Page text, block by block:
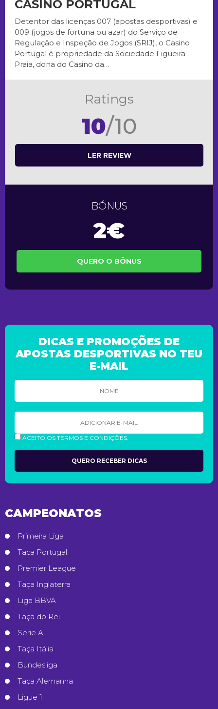
CASINO PORTUGAL
Detentor das licenças 007 (apostas desportivas) e
009 (jogos de fortuna ou azar) do Serviço de
Regulação e Inspeção de Jogos (SRIJ), o Casino
Portugal é propriedade da Sociedade Figueira
Praia, dona do Casino da…
Ratings
10/10
LER REVIEW
BÓNUS
2€
QUERO O BÔNUS
DICAS E PROMOÇÕES DE
APOSTAS DESPORTIVAS NO TEU
E-MAIL
ACEITO OS TERMOS E CONDIÇÕES.
CAMPEONATOS
Primeira Liga
Taça Portugal
Premier League
Taça Inglaterra
Liga BBVA
Taça do Rei
Serie A
Taça Itália
Bundesliga
Taça Alemanha
Ligue 1